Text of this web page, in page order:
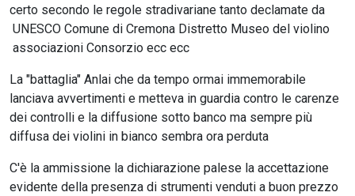
certo secondo le regole stradivariane tanto declamate da
UNESCO Comune di Cremona Distretto Museo del violino
associazioni Consorzio ecc ecc
La "battaglia" Anlai che da tempo ormai immemorabile
lanciava avvertimenti e metteva in guardia contro le carenze
dei controlli e la diffusione sotto banco ma sempre più
diffusa dei violini in bianco sembra ora perduta
C'è la ammissione la dichiarazione palese la accettazione
evidente della presenza di strumenti venduti a buon prezzo